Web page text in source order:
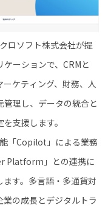
ロソフト株式会社が提
ーションで、CRMと
ケティング、財務、人
理し、データの統合と
支援します。​
「Copilot」による業務
Platform」との連携に
す。​多言語・多通貨対
の成長とデジタルトラ